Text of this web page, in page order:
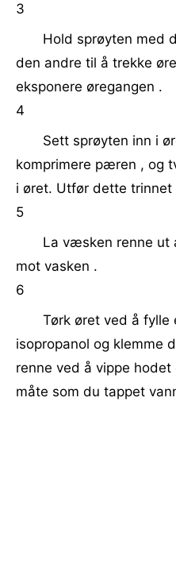
3
Hold sprøyten med
den andre til å trekke
eksponere øregangen .
4
Sett sprøyten inn i
komprimere pæren , og
i øret. Utfør dette trinnet
5
La væsken renne ut
mot vasken .
6
Tørk øret ved å fylle
isopropanol og klemme
renne ved å vippe
måte som du tappet